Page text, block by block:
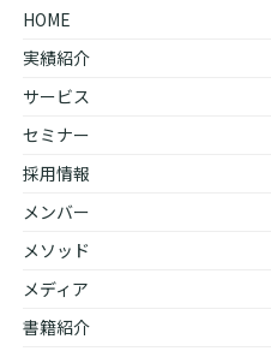
HOME
実績紹介
サービス
セミナー
採用情報
メンバー
メソッド
メディア
書籍紹介